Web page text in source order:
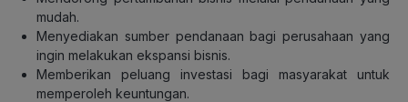
mudah.
Menyediakan sumber pendanaan bagi perusahaan yang
ingin melakukan ekspansi bisnis.
Memberikan peluang investasi bagi masyarakat untuk
memperoleh keuntungan.